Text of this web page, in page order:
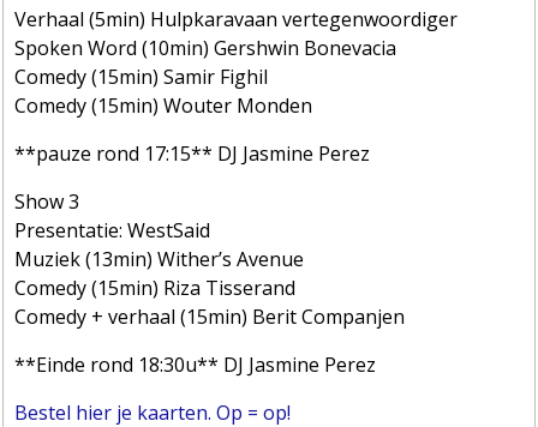
Verhaal (5min) Hulpkaravaan vertegenwoordiger
Spoken Word (10min) Gershwin Bonevacia
Comedy (15min) Samir Fighil
Comedy (15min) Wouter Monden
**pauze rond 17:15** DJ Jasmine Perez
Show 3
Presentatie: WestSaid
Muziek (13min) Wither’s Avenue
Comedy (15min) Riza Tisserand
Comedy + verhaal (15min) Berit Companjen
**Einde rond 18:30u** DJ Jasmine Perez
Bestel hier je kaarten. Op = op!